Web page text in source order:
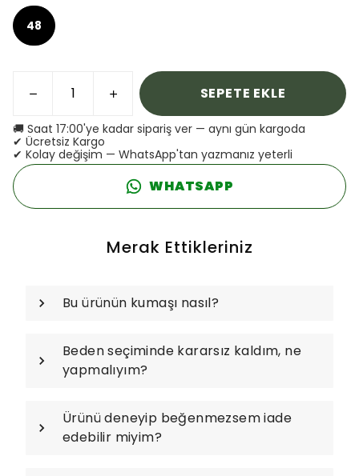
48
SEPETE EKLE
🚚 Saat 17:00'ye kadar sipariş ver — aynı gün kargoda
✔ Ücretsiz Kargo
✔ Kolay değişim — WhatsApp'tan yazmanız yeterli
WHATSAPP
Merak Ettikleriniz
Bu ürünün kumaşı nasıl?
Beden seçiminde kararsız kaldım, ne
yapmalıyım?
Ürünü deneyip beğenmezsem iade
edebilir miyim?